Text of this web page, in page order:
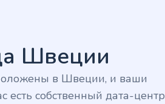
Швеции
в Швеции, и ваши
собственный дата-центр